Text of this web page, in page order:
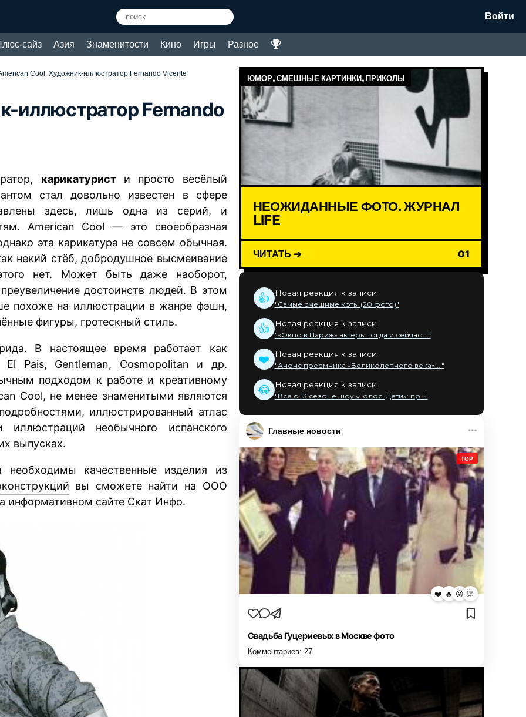
Войти
сайз Азия Знаменитости Кино Игры Разное
Cool. Художник-иллюстратор Fernando Vicente
иллюстратор Fernando
карикатуристи просто весёлый
стал довольно известен в сфере
здесь, лишь одна из серий, и
American Cool — это своеобразная
эта карикатура не совсем обычная.
некий стёб, добродушное высмеивание
нет. Может быть даже наоборот,
достоинств людей. В этом
похоже на иллюстрации в жанре фэшн,
фигуры, гротескный стиль.
В настоящее время работает как
Pais, Gentleman, Cosmopolitan и др.
подходом к работе и креативному
Cool, не менее знаменитыми являются
иллюстрированный атлас
необычного испанского
выпусках.
качественные изделия из
вы сможете найти на ООО
информативном сайте Скат Инфо.
ЮМОР, СМЕШНЫЕ КАРТИНКИ, ПРИКОЛЫ
НЕОЖИДАННЫЕ ФОТО. ЖУРНАЛ
LIFE
ЧИТАТЬ ➔ 01
👍 Новая реакция к записи
"Самые смешные коты (20 фото)"
👍 Новая реакция к записи
"«Окно в Париж» актёры тогда и сейчас ..."
❤️ Новая реакция к записи
"Анонс преемника «Великолепного века»:..."
😂 Новая реакция к записи
"Все о 13 сезоне шоу «Голос. Дети»: пр..."
Главные новости
TOP
❤️ 🔥 😮 👏
Свадьба Гуцериевых в Москве фото
Комментариев: 27